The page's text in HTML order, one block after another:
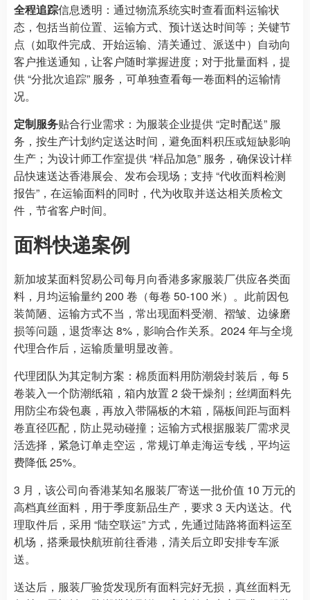
全程追踪信息透明：通过物流系统实时查看面料运输状
态，包括当前位置、运输方式、预计送达时间等；关键节
点（如取件完成、开始运输、清关通过、派送中）自动向
客户推送通知，让客户随时掌握进度；对于批量面料，提
供 “分批次追踪” 服务，可单独查看每一卷面料的运输情
况。
定制服务贴合行业需求：为服装企业提供 “定时配送” 服
务，按生产计划约定送达时间，避免面料积压或短缺影响
生产；为设计师工作室提供 “样品加急” 服务，确保设计样
品快速送达香港展会、发布会现场；支持 “代收面料检测
报告”，在运输面料的同时，代为收取并送达相关质检文
件，节省客户时间。
面料快递案例
新加坡某面料贸易公司每月向香港多家服装厂供应各类面
料，月均运输量约 200 卷（每卷 50-100 米）。此前因包
装简陋、运输方式不当，常出现面料受潮、褶皱、边缘磨
损等问题，退货率达 8%，影响合作关系。2024 年与全境
代理合作后，运输质量明显改善。
代理团队为其定制方案：棉质面料用防潮袋封装后，每 5
卷装入一个防潮纸箱，箱内放置 2 袋干燥剂；丝绸面料先
用防尘布袋包裹，再放入带隔板的木箱，隔板间距与面料
卷直径匹配，防止晃动碰撞；运输方式根据服装厂需求灵
活选择，紧急订单走空运，常规订单走海运专线，平均运
费降低 25%。
3 月，该公司向香港某知名服装厂寄送一批价值 10 万元的
高档真丝面料，用于季度新品生产，要求 3 天内送达。代
理取件后，采用 “陆空联运” 方式，先通过陆路将面料运至
机场，搭乘最快航班前往香港，清关后立即安排专车派
送。
送达后，服装厂验货发现所有面料完好无损，真丝面料无